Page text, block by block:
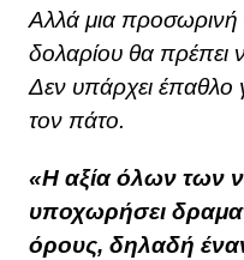
Αλλά μια προσωρινή
δολαρίου θα πρέπει
Δεν υπάρχει έπαθλο
τον πάτο.
«Η αξία όλων των
υποχωρήσει
όρους, δηλαδή